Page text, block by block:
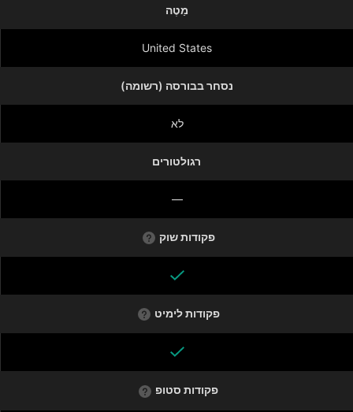
מַטֶה
United States
נסחר בבורסה (רשומה)
לא
רגולטורים
—
פקודות שוק
פקודות לימיט
פקודות סטופ